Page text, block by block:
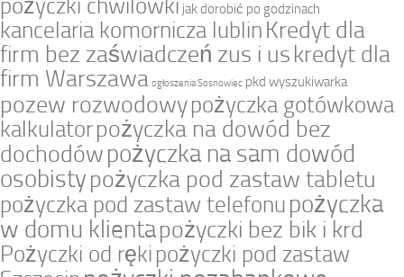
pożyczki chwilówki jak dorobić po godzinach
kancelaria komornicza lublin Kredyt dla
firm bez zaświadczeń zus i uskredyt dla
firm Warszawa ogłoszenia Sosnowiec pkd wyszukiwarka
pozew rozwodowypożyczka gotówkowa
kalkulatorpożyczka na dowód bez
dochodówpożyczka na sam dowód
osobistypożyczka pod zastaw tabletu
pożyczka pod zastaw telefonu pożyczka
w domu klientapożyczki bez bik i krd
Pożyczki od ręki pożyczki pod zastaw